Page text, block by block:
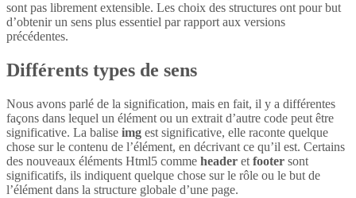
sont pas librement extensible. Les choix des structures ont pour but
d’obtenir un sens plus essentiel par rapport aux versions
précédentes.
Différents types de sens
Nous avons parlé de la signification, mais en fait, il y a différentes
façons dans lequel un élément ou un extrait d’autre code peut être
significative. La balise img est significative, elle raconte quelque
chose sur le contenu de l’élément, en décrivant ce qu’il est. Certains
des nouveaux éléments Html5 comme header et footer sont
significatifs, ils indiquent quelque chose sur le rôle ou le but de
l’élément dans la structure globale d’une page.